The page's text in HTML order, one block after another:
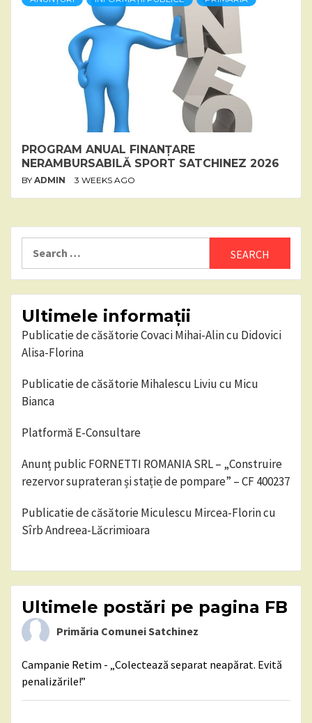
PROGRAM ANUAL FINANȚARE
NERAMBURSABILĂ SPORT SATCHINEZ 2026
BY ADMIN 3 WEEKS AGO
for:
Ultimele informații
Publicatie de căsătorie Covaci Mihai-Alin cu Didovici
Alisa-Florina
Publicatie de căsătorie Mihalescu Liviu cu Micu
Bianca
Platformă E-Consultare
Anunț public FORNETTI ROMANIA SRL – „Construire
rezervor suprateran și stație de pompare” – CF 400237
Publicatie de căsătorie Miculescu Mircea-Florin cu
Sîrb Andreea-Lăcrimioara
Ultimele postări pe pagina FB
Primăria Comunei Satchinez
Campanie Retim - „Colectează separat neapărat. Evită
penalizările!”